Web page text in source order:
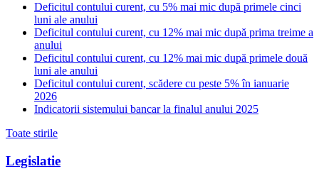
Deficitul contului curent, cu 5% mai mic după primele cinci
luni ale anului
Deficitul contului curent, cu 12% mai mic după prima treime a
anului
Deficitul contului curent, cu 12% mai mic după primele două
luni ale anului
Deficitul contului curent, scădere cu peste 5% în ianuarie
2026
Indicatorii sistemului bancar la finalul anului 2025
Toate stirile
Legislatie